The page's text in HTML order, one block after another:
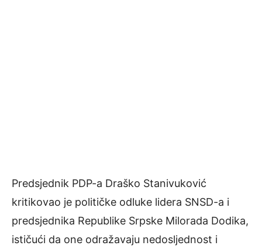
Predsjednik PDP-a Draško Stanivuković
kritikovao je političke odluke lidera SNSD-a i
predsjednika Republike Srpske Milorada Dodika,
ističući da one odražavaju nedosljednost i